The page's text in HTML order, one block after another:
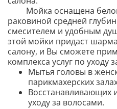
Мойка оснащена
раковиной средней
смесителем и удобным
этой мойки придаст
салону, и Вы сможете
комплекса услуг по уходу
Мытья головы в
парикмахерских
Восстанавливающих
уходу за волосами.